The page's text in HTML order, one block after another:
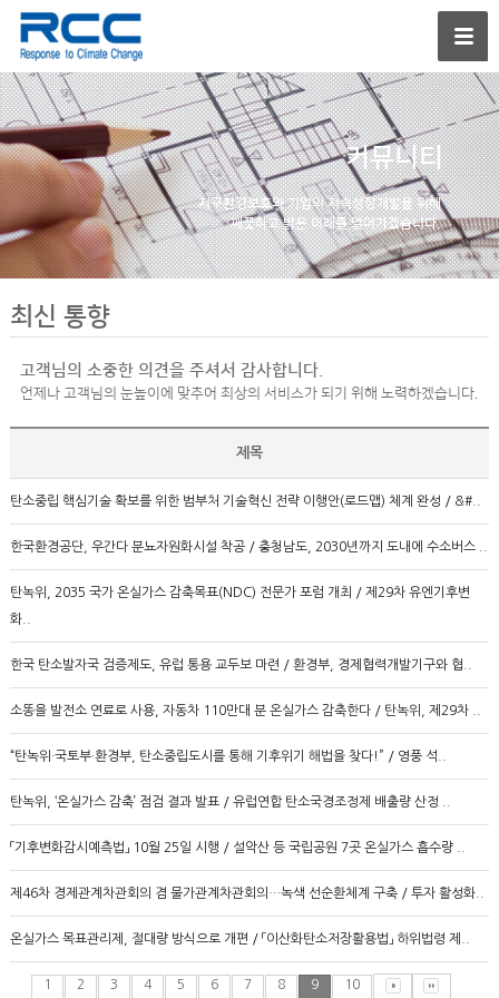
커뮤니티
지구환경보호와 기업의지속성장개발을 위해
깨끗하고 밝은 미래를열어가겠습니다.
최신 통향
고객님의 소중한 의견을 주셔서 감사합니다.
언제나 고객님의 눈높이에 맞추어 최상의 서비스가 되기 위해 노력하겠습니다.
제목
탄소중립 핵심기술 확보를 위한 범부처 기술혁신 전략 이행안(로드맵) 체계 완성 / &#..
한국환경공단, 우간다 분뇨자원화시설 착공 / 충청남도, 2030년까지 도내에 수소버스 ..
탄녹위, 2035 국가 온실가스 감축목표(NDC) 전문가 포럼 개최 / 제29차 유엔기후변
화..
한국 탄소발자국 검증제도, 유럽 통용 교두보 마련 / 환경부, 경제협력개발기구와 협..
소똥을 발전소 연료로 사용, 자동차 110만대 분 온실가스 감축한다 / 탄녹위, 제29차 ..
“탄녹위·국토부·환경부, 탄소중립도시를 통해 기후위기 해법을 찾다!” / 영풍 석..
탄녹위, ‘온실가스 감축’ 점검 결과 발표 / 유럽연합 탄소국경조정제 배출량 산정 ..
「기후변화감시예측법」 10월 25일 시행 / 설악산 등 국립공원 7곳 온실가스 흡수량 ..
제46차 경제관계차관회의 겸 물가관계차관회의…녹색 선순환체계 구축 / 투자 활성화..
온실가스 목표관리제, 절대량 방식으로 개편 / 「이산화탄소저장활용법」 하위법령 제..
1 2 3 4 5 6 7 8 9 10